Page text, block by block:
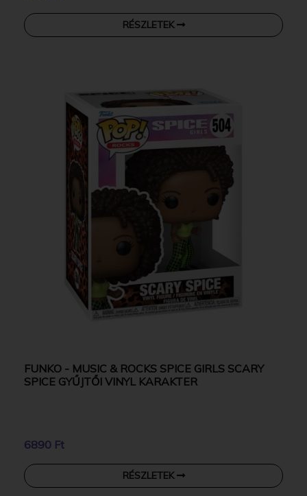
RÉSZLETEK
FUNKO - MUSIC & ROCKS SPICE GIRLS SCARY
SPICE GYŰJTŐI VINYL KARAKTER
6890 Ft
RÉSZLETEK